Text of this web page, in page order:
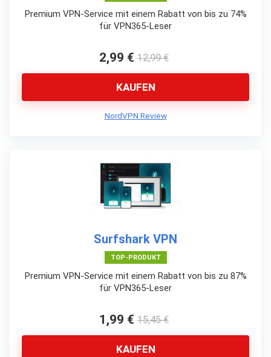
Premium VPN-Service mit einem Rabatt von bis zu 74%
für VPN365-Leser
2,99 € 12,99 €
KAUFEN
NordVPN Review
Surfshark VPN
TOP-PRODUKT
Premium VPN-Service mit einem Rabatt von bis zu 87%
für VPN365-Leser
1,99 € 15,45 €
KAUFEN